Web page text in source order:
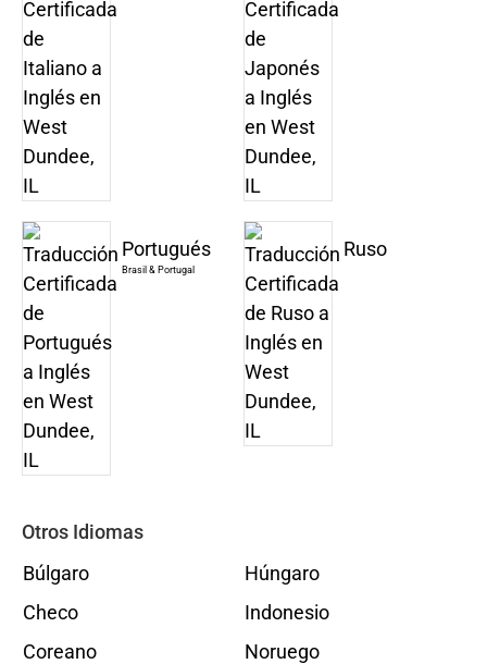
Portugués
Brasil & Portugal
Ruso
Otros Idiomas
Búlgaro
Checo
Coreano
Húngaro
Indonesio
Noruego